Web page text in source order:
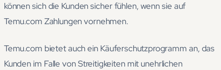
können sich die Kunden sicher fühlen, wenn sie auf
Temu.com Zahlungen vornehmen.
Temu.com bietet auch ein Käuferschutzprogramm an, das
Kunden im Falle von Streitigkeiten mit unehrlichen